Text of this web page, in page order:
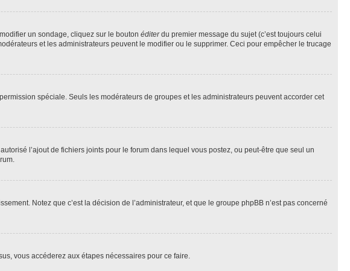
un sondage, cliquez sur le bouton éditerdu premier message du sujet (c’est toujours celui
et les administrateurs peuvent le modifier ou le supprimer. Ceci pour empêcher le trucage
spéciale. Seuls les modérateurs de groupes et les administrateurs peuvent accorder cet
l’ajout de fichiers joints pour le forum dans lequel vous postez, ou peut-être que seul un
Notez que c’est la décision de l’administrateur, et que le groupe phpBB n’est pas concerné
vous accéderez aux étapes nécessaires pour ce faire.